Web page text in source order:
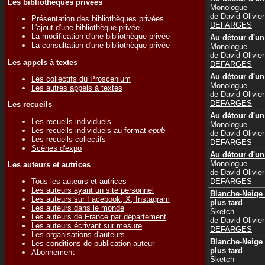
Les bibliothèques privées
Présentation des bibliothèques privées
L'ajout d'une bibliothèque privée
La modification d'une bibliothèque privée
La consultation d'une bibliothèque privée
Les appels à textes
Les collectifs du Proscenium
Les autres appels à textes
Les recueils
Les recueils individuels
Les recueils individuels au format epub
Les recueils collectifs
Scènes d'expo
Les auteurs et autrices
Tous les auteurs et autrices
Les auteurs ayant un site personnel
Les auteurs sur Facebook, X, Instagram
Les auteurs dans le monde
Les auteurs de France par département
Les auteurs écrivant sur mesure
Les organisations d'auteurs
Les conditions de publication auteur
Abonnement
Monologue
de David-Olivier
DEFARGES
Au détour
Monologue
de David-Olivier
DEFARGES
Au détour
Monologue
de David-Olivier
DEFARGES
Au détour
Monologue
de David-Olivier
DEFARGES
Au détour
Monologue
de David-Olivier
DEFARGES
Blanche-Neige
plus tard
Sketch
de David-Olivier
DEFARGES
Blanche-Neige
plus tard
Sketch